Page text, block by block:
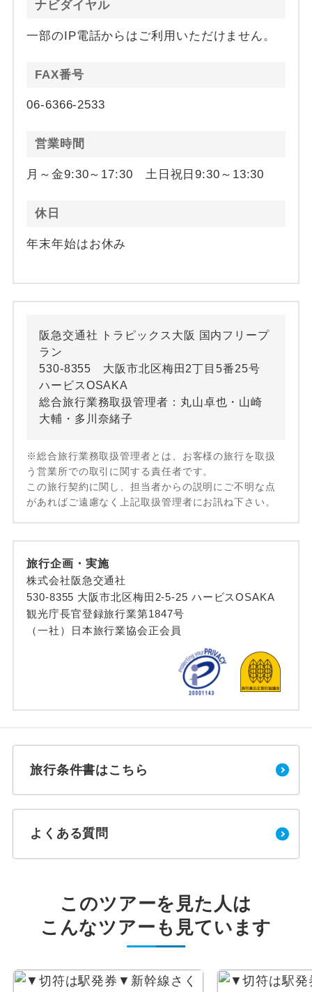
ナビダイヤル
一部のIP電話からはご利用いただけません。
FAX番号
06-6366-2533
営業時間
月～金9:30～17:30 土日祝日9:30～13:30
休日
年末年始はお休み
阪急交通社 トラピックス大阪 国内フリープ
ラン
530-8355 大阪市北区梅田2丁目5番25号
ハービスOSAKA
総合旅行業務取扱管理者：丸山卓也・山崎
大輔・多川奈緒子
※総合旅行業務取扱管理者とは、お客様の旅行を取扱
う営業所での取引に関する責任者です。
この旅行契約に関し、担当者からの説明にご不明な点
があればご遠慮なく上記取扱管理者にお訊ね下さい。
旅行企画・実施
株式会社阪急交通社
530-8355 大阪市北区梅田2-5-25 ハービスOSAKA
観光庁長官登録旅行業第1847号
（一社）日本旅行業協会正会員
旅行条件書はこちら
よくある質問
このツアーを見た人は
こんなツアーも見ています